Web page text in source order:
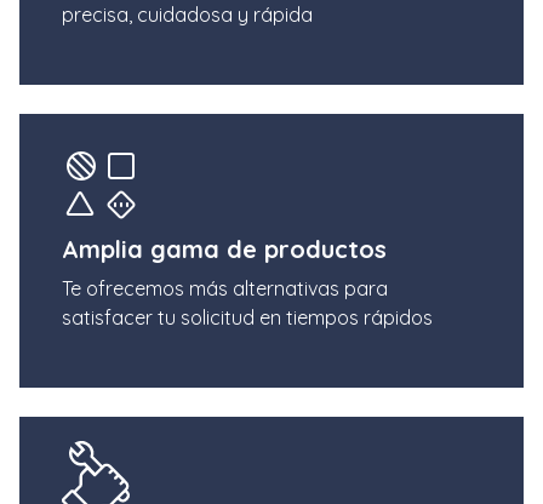
precisa, cuidadosa y rápida
Amplia gama de productos
Te ofrecemos más alternativas para
satisfacer tu solicitud en tiempos rápidos